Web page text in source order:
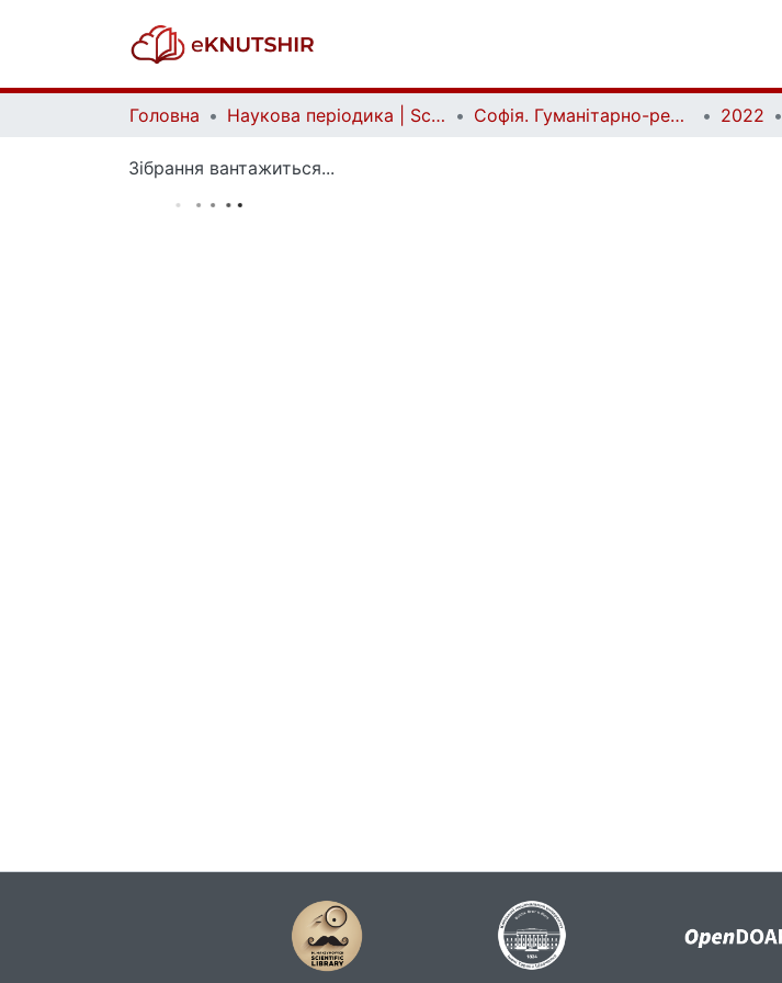
Головна Наукова періодика | Scientific periodicals Софія. Гуманітарно-релігієзнавчий вісник | Sophia. Human and Religious Studies Bulletin 2022
Зібрання вантажиться...